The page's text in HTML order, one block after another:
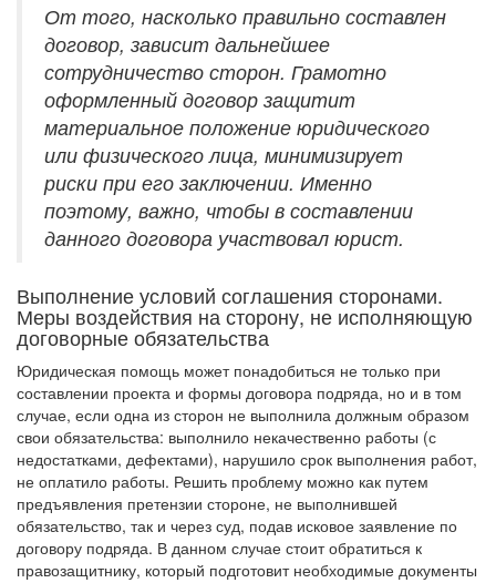
От того, насколько правильно составлен
договор, зависит дальнейшее
сотрудничество сторон. Грамотно
оформленный договор защитит
материальное положение юридического
или физического лица, минимизирует
риски при его заключении. Именно
поэтому, важно, чтобы в составлении
данного договора участвовал юрист.
Выполнение условий соглашения сторонами.
Меры воздействия на сторону, не исполняющую
договорные обязательства
Юридическая помощь может понадобиться не только при
составлении проекта и формы договора подряда, но и в том
случае, если одна из сторон не выполнила должным образом
свои обязательства: выполнило некачественно работы (с
недостатками, дефектами), нарушило срок выполнения работ,
не оплатило работы. Решить проблему можно как путем
предъявления претензии стороне, не выполнившей
обязательство, так и через суд, подав исковое заявление по
договору подряда. В данном случае стоит обратиться к
правозащитнику, который подготовит необходимые документы